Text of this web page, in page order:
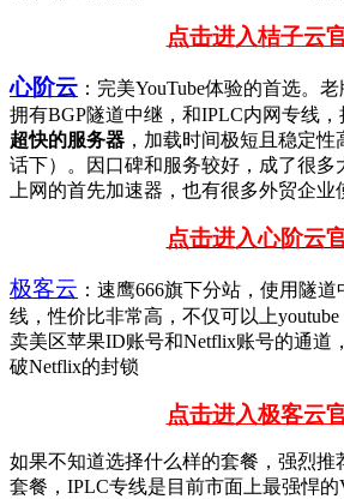
点击进入桔子云
心阶云 ：完美YouTube体验的首选。老
拥有BGP隧道中继，和IPLC内网专线
超快的服务器 ，加载时间极短且稳定性
话下）。因口碑和服务较好，成了很多
上网的首先加速器，也有很多外贸企业
点击进入心阶云
极客云 ：速鹰666旗下分站，使用隧
线，性价比非常高，不仅可以上
卖美区苹果ID账号和Netflix账号的通道
破Netflix的封锁
点击进入极客云
如果不知道选择什么样的套餐，强烈推
套餐，IPLC专线是目前市面上最强悍